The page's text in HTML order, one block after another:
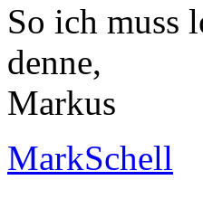
So ich muss
denne,
Markus
MarkSchell